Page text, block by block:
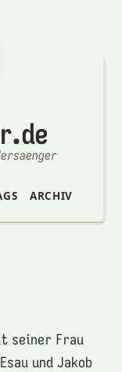
ARCHIV
seiner Frau
und Jakob